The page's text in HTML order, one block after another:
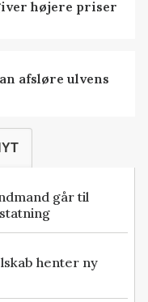
højere priser
afsløre ulvens
går til
henter ny